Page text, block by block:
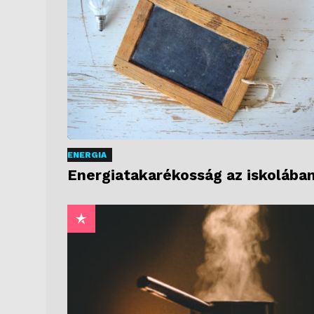
ENERGIA
Energiatakarékosság az